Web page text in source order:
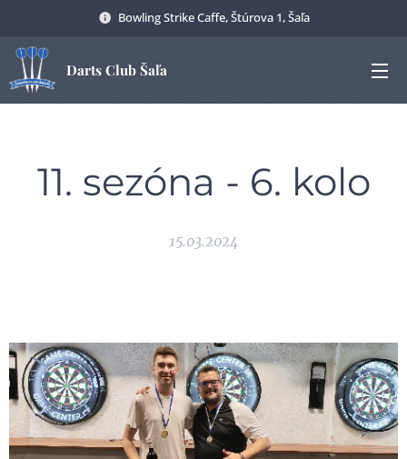
Bowling Strike Caffe, Štúrova 1, Šaľa
Darts Club Šaľa
11. sezóna - 6. kolo
15.03.2024